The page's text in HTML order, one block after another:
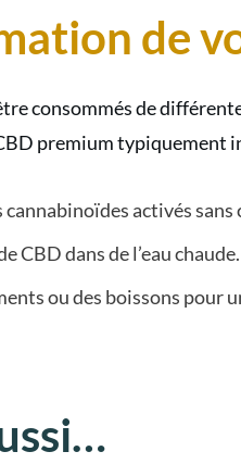
de
consommés de
premium typiquement
activés sans
CBD dans de l’eau chaude.
ou des boissons pour